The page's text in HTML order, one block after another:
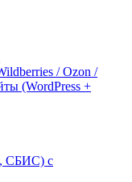
/ Ozon /
(WordPress +
СБИС) с